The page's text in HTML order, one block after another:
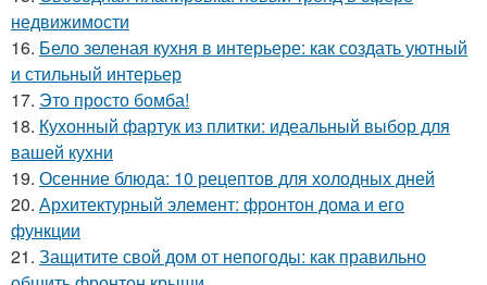
недвижимости
16. Бело зеленая кухня в интерьере: как создать уютный
и стильный интерьер
17. Это просто бомба!
18. Кухонный фартук из плитки: идеальный выбор для
вашей кухни
19. Осенние блюда: 10 рецептов для холодных дней
20. Архитектурный элемент: фронтон дома и его
функции
21. Защитите свой дом от непогоды: как правильно